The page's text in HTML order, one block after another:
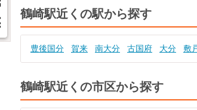
鶴崎駅近くの駅から探す
豊後国分 賀来 南大分 古国府 大分 敷
鶴崎駅近くの市区から探す